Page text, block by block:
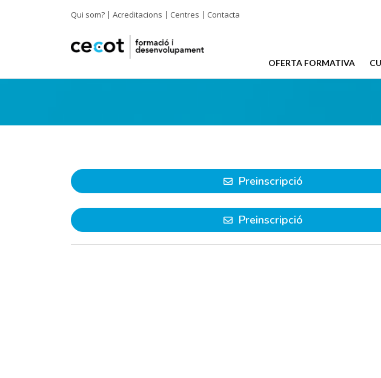
Qui som? Acreditacions Centres Contacta
OFERTA FORMATIVA
Preinscripció
Preinscripció